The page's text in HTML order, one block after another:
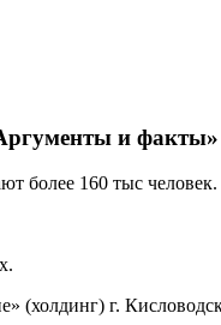
и
более 160 тыс человек.
г.